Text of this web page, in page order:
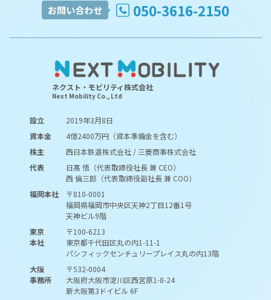
お問い合わせ 050-3616-2150
ネクスト・モビリティ株式会社
Next Mobility Co., Ltd
設立
2019年3月8日
資本金
4億2400万円（資本準備金を含む）
株主
西日本鉄道株式会社 / 三菱商事株式会社
代表
日髙 悟（代表取締役社長 兼 CEO）
西 倫三郎（代表取締役副社長 兼 COO）
福岡本社
〒810-0001
福岡県福岡市中央区天神2丁目12番1号
天神ビル9階
東京
本社
〒100-6213
東京都千代田区丸の内1-11-1
パシフィックセンチュリープレイス丸の内13階
大阪
事務所
〒532-0004
大阪府大阪市淀川区西宮原1-8-24
新大阪第3ドイビル 6F